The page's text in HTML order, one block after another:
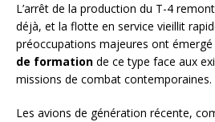
L’arrêt de la production du T-4
déjà, et la flotte en service vieillit
préoccupations majeures ont
de formation de ce type face aux
missions de combat contemporaines.
Les avions de génération récente,